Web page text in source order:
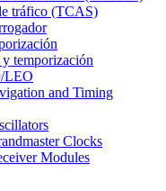
tráfico (TCAS)
temporización
LEO
and Timing
Clocks
Modules